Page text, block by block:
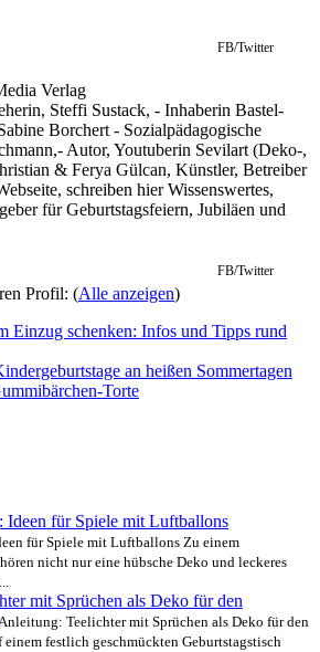
FB/Twitter
Verlag
Steffi Sustack, - Inhaberin Bastel-
Borchert - Sozialpädagogische
Autor, Youtuberin Sevilart (Deko-,
& Ferya Gülcan, Künstler, Betreiber
schreiben hier Wissenswertes,
für Geburtstagsfeiern, Jubiläen und
FB/Twitter
Profil: (Alle anzeigen)
Einzug schenken: Infos und Tipps rund
an heißen Sommertagen
Torte
Ideen für Spiele mit Luftballons
für Spiele mit Luftballons Zu einem
nicht nur eine hübsche Deko und leckeres
mit Sprüchen als Deko für den
Teelichter mit Sprüchen als Deko für den
einem festlich geschmückten Geburtstagstisch